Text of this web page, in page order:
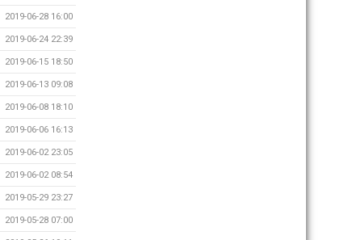
2019-06-28 16:00
2019-06-24 22:39
2019-06-15 18:50
2019-06-13 09:08
2019-06-08 18:10
2019-06-06 16:13
2019-06-02 23:05
2019-06-02 08:54
2019-05-29 23:27
2019-05-28 07:00